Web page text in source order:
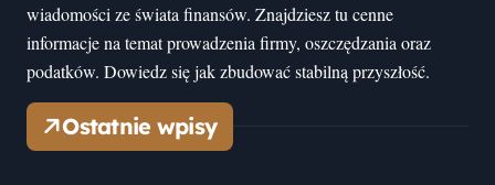
wiadomości ze świata finansów. Znajdziesz tu cenne
informacje na temat prowadzenia firmy, oszczędzania oraz
podatków. Dowiedz się jak zbudować stabilną przyszłość.
Ostatnie wpisy